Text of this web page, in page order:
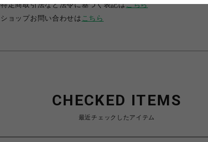
特定商取引法など法令に基づく表記はこちら
ショップお問い合わせは こちら
CHECKED ITEMS
最近チェックしたアイテム